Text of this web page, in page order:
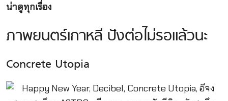
น่าดูทุกเรื่อง
ภาพยนตร์เกาหลี ปังต่อไม่รอแล้วนะ
Concrete Utopia